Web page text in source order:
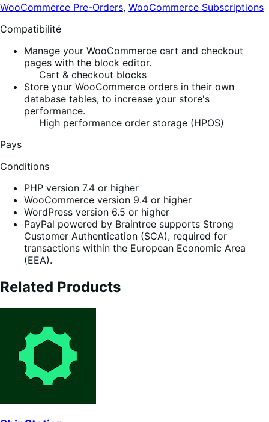
WooCommerce Pre-Orders, WooCommerce Subscriptions
Compatibilité
Manage your WooCommerce cart and checkout
pages with the block editor.
Cart & checkout blocks
Store your WooCommerce orders in their own
database tables, to increase your store's
performance.
High performance order storage (HPOS)
Pays
Conditions
PHP version 7.4 or higher
WooCommerce version 9.4 or higher
WordPress version 6.5 or higher
PayPal powered by Braintree supports Strong
Customer Authentication (SCA), required for
transactions within the European Economic Area
(EEA).
Related Products